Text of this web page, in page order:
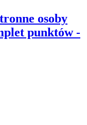
osoby
punktów -